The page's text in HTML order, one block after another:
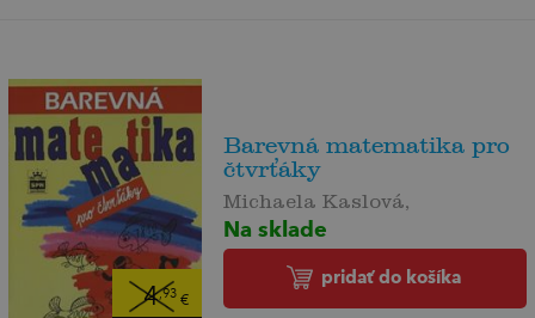
4,93€
Barevná matematika pro
čtvrťáky
Michaela Kaslová,
Na sklade
pridať do košíka